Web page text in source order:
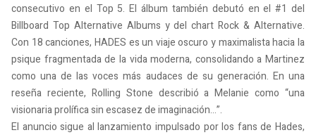
consecutivo en el Top 5. El álbum también debutó en el #1 del
Billboard Top Alternative Albums y del chart Rock & Alternative.
Con 18 canciones, HADES es un viaje oscuro y maximalista hacia la
psique fragmentada de la vida moderna, consolidando a Martinez
como una de las voces más audaces de su generación. En una
reseña reciente, Rolling Stone describió a Melanie como “una
visionaria prolífica sin escasez de imaginación…”.
El anuncio sigue al lanzamiento impulsado por los fans de Hades,